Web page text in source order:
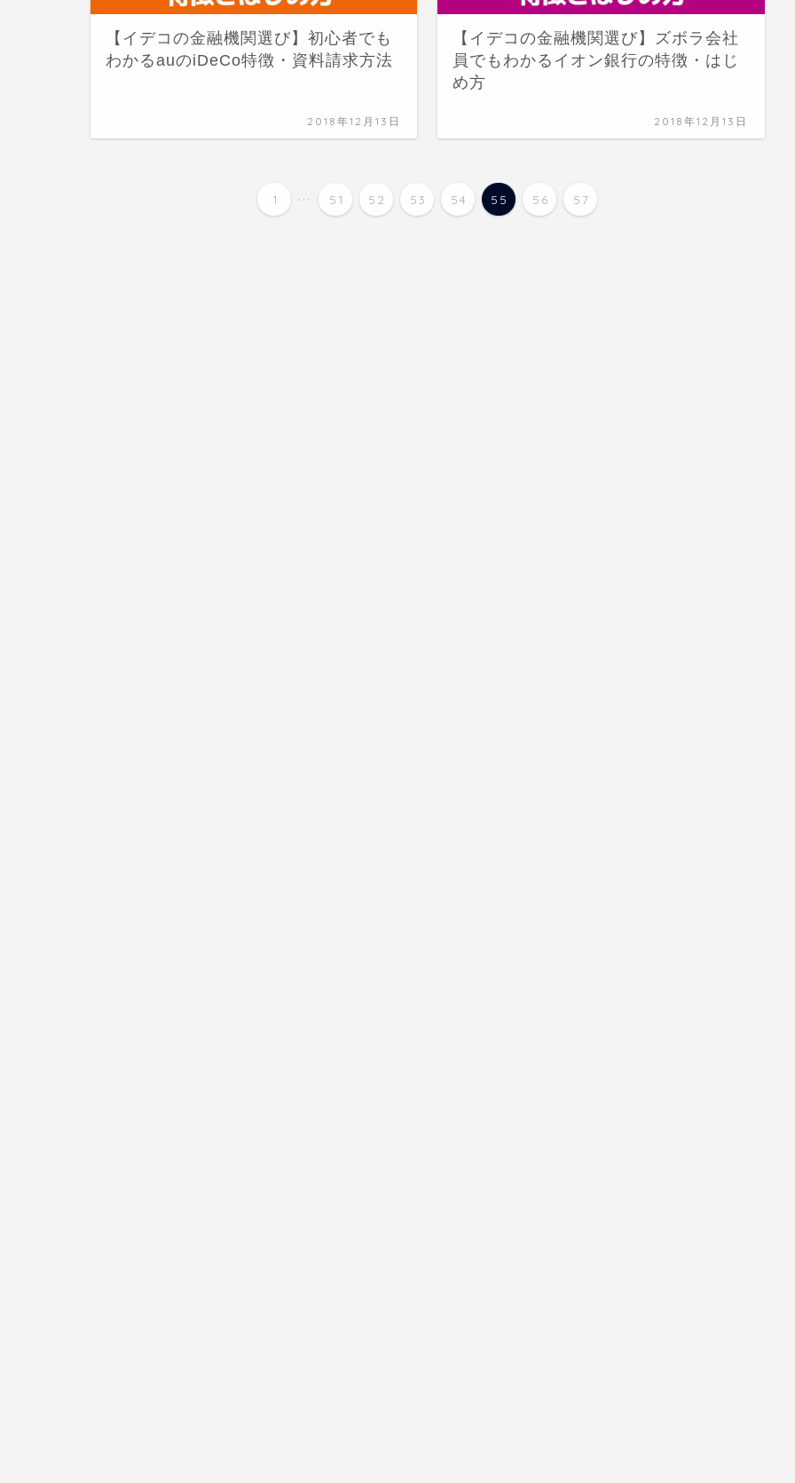
【イデコの金融機関選び】初心者でも
わかるauのiDeCo特徴・資料請求方法
2018年12月13日
【イデコの金融機関選び】ズボラ会社
員でもわかるイオン銀行の特徴・はじ
め方
2018年12月13日
1 ... 51 52 53 54 55 56 57